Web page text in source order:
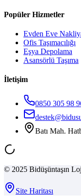
Popüler Hizmetler
Evden Eve
Ofis Taşımacılığı
Eşya Depolama
Asansörlü Taşıma
İletişim
0850 305 98
Batı Mah.
© 2025 Bidüşüntaşın
Site Haritası